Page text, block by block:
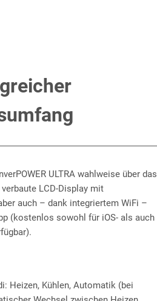
ULTRA wahlweise über das
LCD-Display mit
auch – dank integriertem WiFi –
(kostenlos sowohl für iOS- als auch
Heizen, Kühlen, Automatik (bei